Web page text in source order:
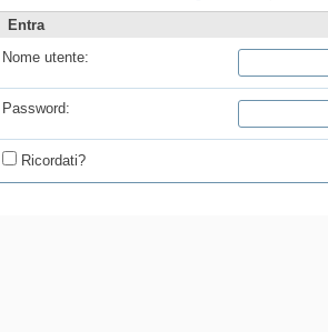
Entra
Nome utente:
Password:
Ricordati?